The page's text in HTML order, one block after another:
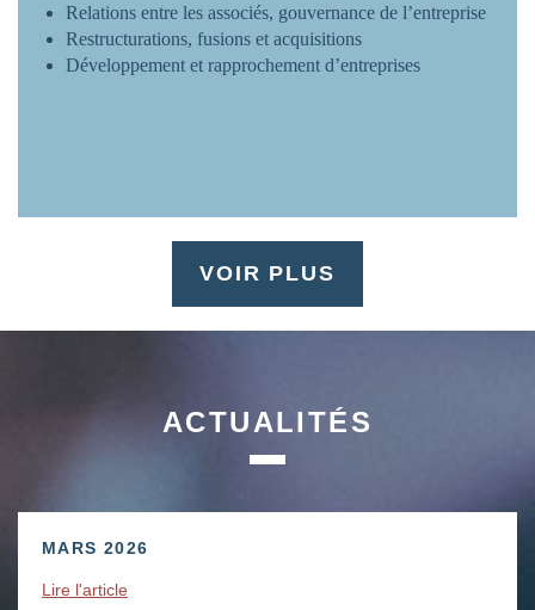
Relations entre les associés, gouvernance de l’entreprise
Restructurations, fusions et acquisitions
Développement et rapprochement d’entreprises
VOIR PLUS
ACTUALITÉS
MARS 2026
Lire l'article